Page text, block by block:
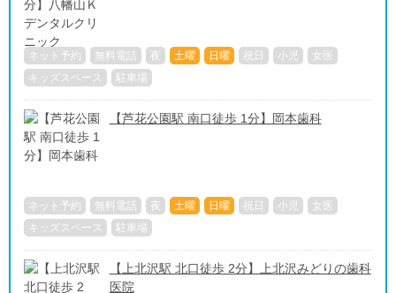
ネット予約 無料電話 夜 土曜 日曜 祝日 小児
女医
キッズスペース
駐車場
【芦花公園駅 南口徒歩 1分】岡本歯科
ネット予約 無料電話 夜 土曜 日曜 祝日 小児
女医
キッズスペース
駐車場
【上北沢駅 北口徒歩 2分】上北沢みどりの歯科
医院